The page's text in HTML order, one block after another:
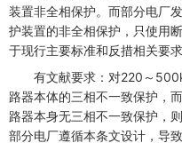
装置非全相保护。而部分电厂
护装置的非全相保护，只使用
于现行主要标准和反措相关要
有文献要求：对220～
路器本体的三相不一致保护，
路器本身无三相不一致保护，
部分电厂遵循本条文设计，导